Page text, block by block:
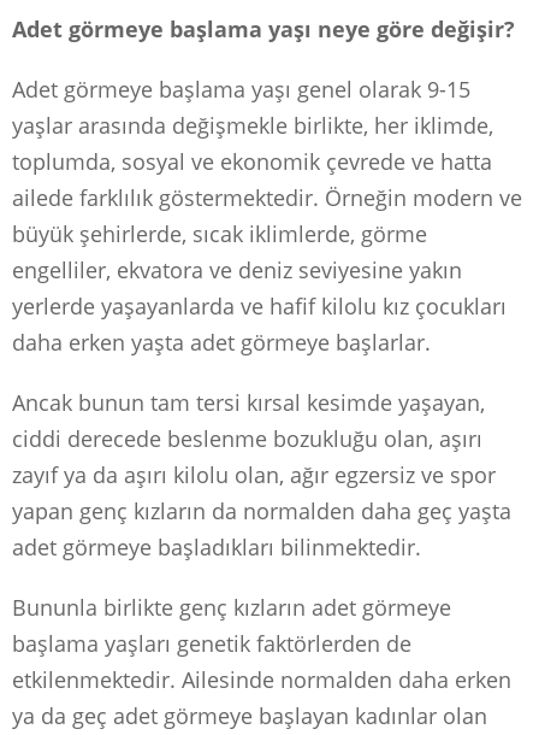
Adet görmeye başlama yaşı neye göre değişir?
Adet görmeye başlama yaşı genel olarak 9-15
yaşlar arasında değişmekle birlikte, her iklimde,
toplumda, sosyal ve ekonomik çevrede ve hatta
ailede farklılık göstermektedir. Örneğin modern ve
büyük şehirlerde, sıcak iklimlerde, görme
engelliler, ekvatora ve deniz seviyesine yakın
yerlerde yaşayanlarda ve hafif kilolu kız çocukları
daha erken yaşta adet görmeye başlarlar.
Ancak bunun tam tersi kırsal kesimde yaşayan,
ciddi derecede beslenme bozukluğu olan, aşırı
zayıf ya da aşırı kilolu olan, ağır egzersiz ve spor
yapan genç kızların da normalden daha geç yaşta
adet görmeye başladıkları bilinmektedir.
Bununla birlikte genç kızların adet görmeye
başlama yaşları genetik faktörlerden de
etkilenmektedir. Ailesinde normalden daha erken
ya da geç adet görmeye başlayan kadınlar olan